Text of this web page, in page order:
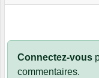
Connectez-vous
commentaires.